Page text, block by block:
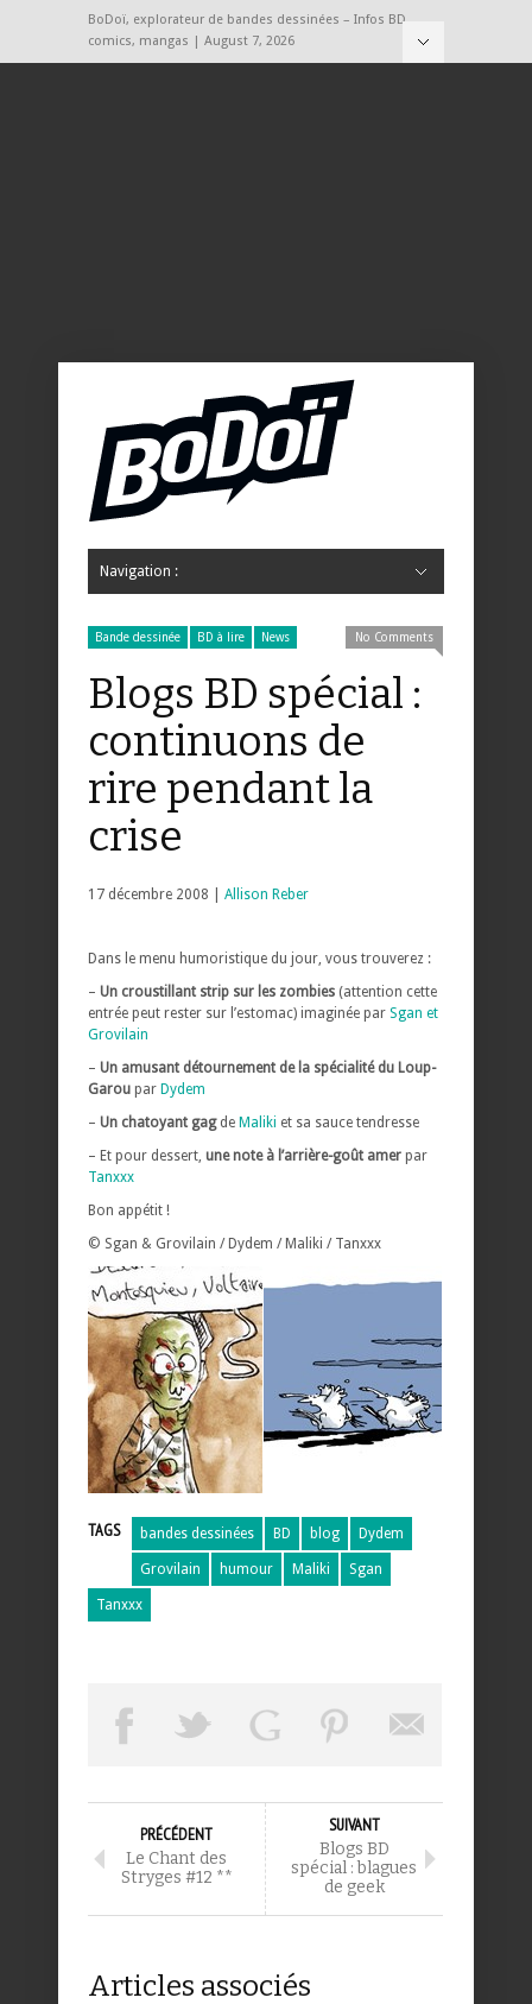
BoDoï, explorateur de bandes dessinées – Infos BD,
comics, mangas | August 7, 2026
Navigation :
Bande dessinée BD à lire News No Comments
Blogs BD spécial :
continuons de
rire pendant la
crise
17 décembre 2008 | Allison Reber
Dans le menu humoristique du jour, vous trouverez :
– Un croustillant strip sur les zombies (attention cette
entrée peut rester sur l’estomac) imaginée par Sgan et
Grovilain
– Un amusant détournement de la spécialité du Loup-
Garou par Dydem
– Un chatoyant gagde Maliki et sa sauce tendresse
– Et pour dessert, une note à l’arrière-goût amer par
Tanxxx
Bon appétit !
© Sgan & Grovilain / Dydem / Maliki / Tanxxx
TAGS bandes dessinées BD blog Dydem
Grovilain humour Maliki Sgan
Tanxxx
PRÉCÉDENT
Le Chant des
Stryges #12 **
SUIVANT
Blogs BD
spécial : blagues
de geek
Articles associés